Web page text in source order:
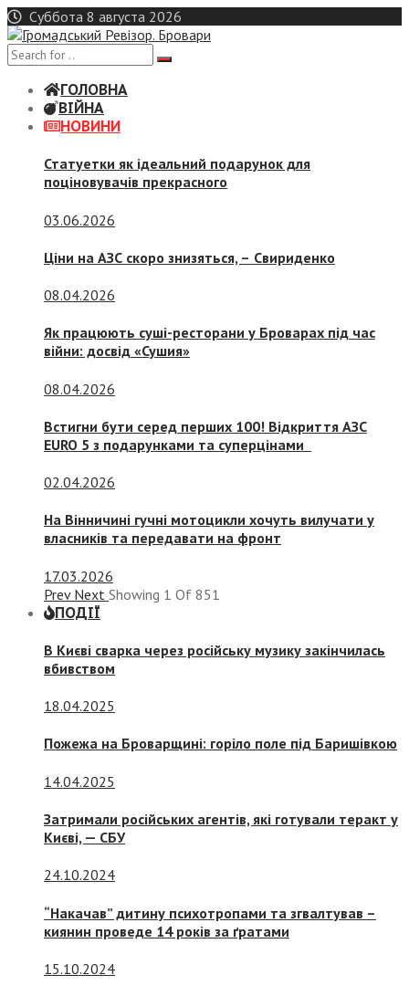
Skip
to
content
Суббота 8 августа 2026
ГОЛОВНА
ВІЙНА
НОВИНИ
Статуетки як ідеальний подарунок для
поціновувачів прекрасного
03.06.2026
Ціни на АЗС скоро знизяться, – Свириденко
08.04.2026
Як працюють суші-ресторани у Броварах під час
війни: досвід «Сушия»
08.04.2026
Встигни бути серед перших 100! Відкриття АЗС
EURO 5 з подарунками та суперцінами
02.04.2026
На Вінничині гучні мотоцикли хочуть вилучати у
власників та передавати на фронт
17.03.2026
Prev Next Showing 1 Of 851
ПОДІЇ
В Києві сварка через російську музику закінчилась
вбивством
18.04.2025
Пожежа на Броварщині: горіло поле під Баришівкою
14.04.2025
Затримали російських агентів, які готували теракт у
Києві, — СБУ
24.10.2024
“Накачав” дитину психотропами та згвалтував –
киянин проведе 14 років за ґратами
15.10.2024